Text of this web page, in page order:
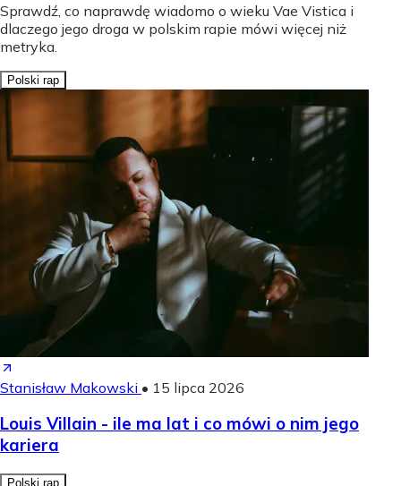
Sprawdź, co naprawdę wiadomo o wieku Vae Vistica i
dlaczego jego droga w polskim rapie mówi więcej niż
metryka.
Polski rap
Stanisław Makowski • 15 lipca 2026
Louis Villain - ile ma lat i co mówi o nim jego
kariera
Polski rap